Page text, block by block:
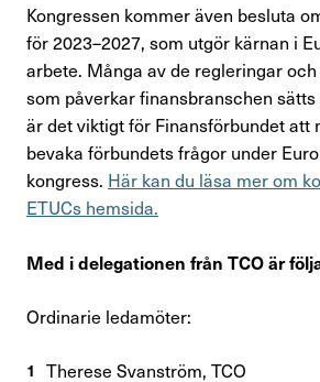
Kongressen kommer även besluta
för 2023–2027, som utgör kärnan i
arbete. Många av de regleringar
som påverkar finansbranschen
är det viktigt för Finansförbundet att
bevaka förbundets frågor under
kongress. Här kan du läsa mer om
ETUCs hemsida.
Med i delegationen från TCO är
Ordinarie ledamöter:
Therese Svanström, TCO